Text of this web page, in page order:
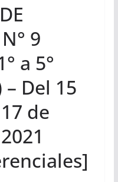
9
a 5°
– Del 15
de